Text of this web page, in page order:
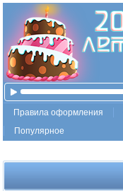
Правила оформления
Популярное